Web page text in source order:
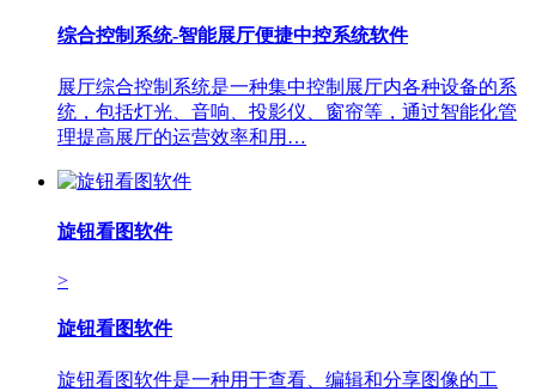
综合控制系统-智能展厅便捷中控系统软件
展厅综合控制系统是一种集中控制展厅内各种设备的系
统，包括灯光、音响、投影仪、窗帘等，通过智能化管
理提高展厅的运营效率和用…
旋钮看图软件
>
旋钮看图软件
旋钮看图软件是一种用于查看、编辑和分享图像的工